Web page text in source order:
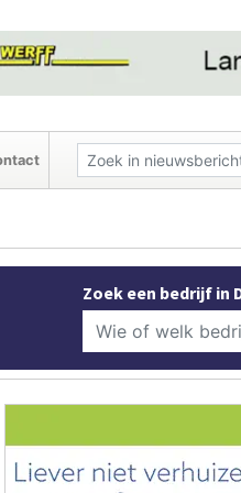
Zoek een bedrijf in